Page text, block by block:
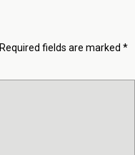
Required fields are marked *